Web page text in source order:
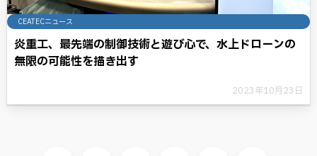
CEATECニュース
炎重工、最先端の制御技術と遊び心で、水上ドローンの
無限の可能性を描き出す
2023年10月23日